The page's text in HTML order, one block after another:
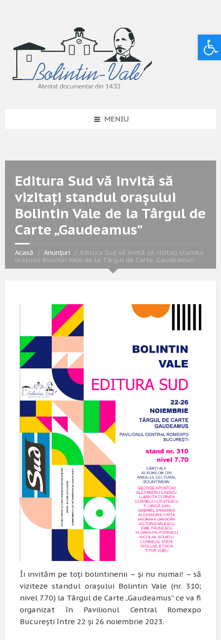
MENIU
Editura Sud vă invită să
vizitați standul oraşului
Bolintin Vale de la Târgul de
Carte „Gaudeamus”
Acasă Anunțuri
Editura Sud vă invită să vizitați standul
oraşului Bolintin Vale de la Târgul de Carte „Gaudeamus”
Îi invităm pe toţi bolintinenii – şi nu numai! – să
viziteze standul oraşului Bolintin Vale (nr. 310;
nivel 7.70) la Târgul de Carte „Gaudeamus” ce va fi
organizat în Pavilionul Central Romexpo
Bucureşti între 22 şi 26 noiembrie 2023.
Deschide bara de unelte